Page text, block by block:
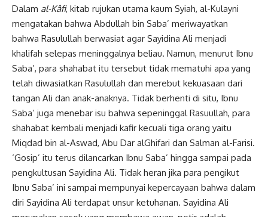
Dalam al-Kâfi, kitab rujukan utama kaum Syiah, al-Kulayni
mengatakan bahwa Abdullah bin Saba’ meriwayatkan
bahwa Rasulullah berwasiat agar Sayidina Ali menjadi
khalifah selepas meninggalnya beliau. Namun, menurut Ibnu
Saba’, para shahabat itu tersebut tidak mematuhi apa yang
telah diwasiatkan Rasulullah dan merebut kekuasaan dari
tangan Ali dan anak-anaknya. Tidak berhenti di situ, Ibnu
Saba’ juga menebar isu bahwa sepeninggal Rasuullah, para
shahabat kembali menjadi kafir kecuali tiga orang yaitu
Miqdad bin al-Aswad, Abu Dar alGhifari dan Salman al-Farisi.
‘Gosip’ itu terus dilancarkan Ibnu Saba’ hingga sampai pada
pengkultusan Sayidina Ali. Tidak heran jika para pengikut
Ibnu Saba’ ini sampai mempunyai kepercayaan bahwa dalam
diri Sayidina Ali terdapat unsur ketuhanan. Sayidina Ali